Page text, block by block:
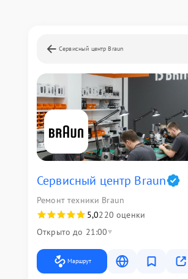
Сервисный центр Braun
Сервисный центр Braun
Ремонт техники Braun
5,0220 оценки
Открыто до 21:00
Маршрут